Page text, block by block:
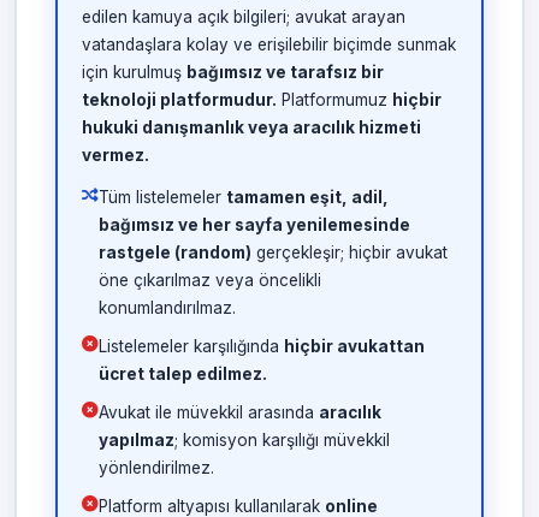
edilen kamuya açık bilgileri; avukat arayan
vatandaşlara kolay ve erişilebilir biçimde sunmak
için kurulmuş bağımsız ve tarafsız bir
teknoloji platformudur. Platformumuz hiçbir
hukuki danışmanlık veya aracılık hizmeti
vermez.
Tüm listelemeler tamamen eşit, adil,
bağımsız ve her sayfa yenilemesinde
rastgele (random) gerçekleşir; hiçbir avukat
öne çıkarılmaz veya öncelikli
konumlandırılmaz.
Listelemeler karşılığında hiçbir avukattan
ücret talep edilmez.
Avukat ile müvekkil arasında aracılık
yapılmaz; komisyon karşılığı müvekkil
yönlendirilmez.
Platform altyapısı kullanılarak online